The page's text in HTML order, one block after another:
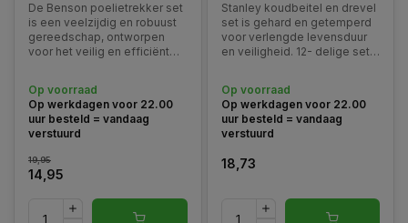
De Benson poelietrekker set
is een veelzijdig en robuust
gereedschap, ontworpen
voor het veilig en efficiënt
vastzittende onderdelen.
Op voorraad
Op werkdagen voor 22.00
uur besteld = vandaag
verstuurd
19,95
14,95
Stanley koudbeitel en drevel
set is gehard en getemperd
voor verlengde levensduur
en veiligheid. 12- delige set
Op voorraad
Op werkdagen voor 22.00
uur besteld = vandaag
verstuurd
18,73